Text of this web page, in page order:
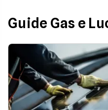
Guide Gas e